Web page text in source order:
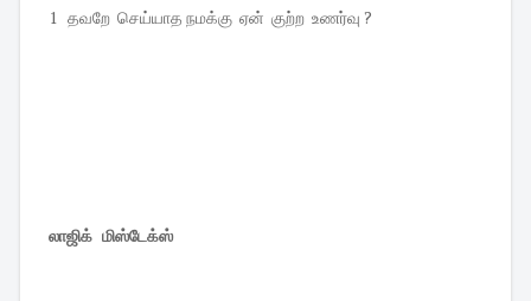
1 தவறே செய்யாத நமக்கு ஏன் குற்ற உணர்வு ?
லாஜிக் மிஸ்டேக்ஸ்